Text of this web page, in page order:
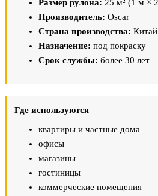
Размер рулона: 25 м² (1 м ×
Производитель: Oscar
Страна производства: Китай
Назначение: под покраску
Срок службы: более 30 лет
Где используются
квартиры и частные дома
офисы
магазины
гостиницы
коммерческие помещения